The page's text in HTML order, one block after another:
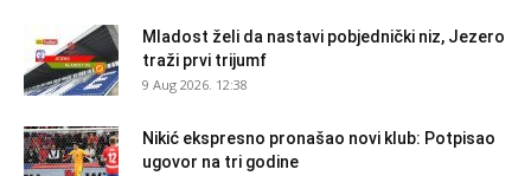
Mladost želi da nastavi pobjednički niz, Jezero
traži prvi trijumf
9 Aug 2026. 12:38
Nikić ekspresno pronašao novi klub: Potpisao
ugovor na tri godine